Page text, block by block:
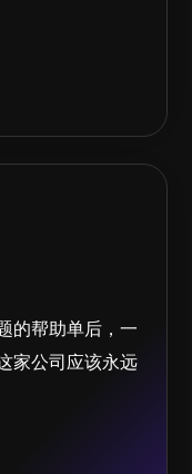
的帮助单后，一
家公司应该永远